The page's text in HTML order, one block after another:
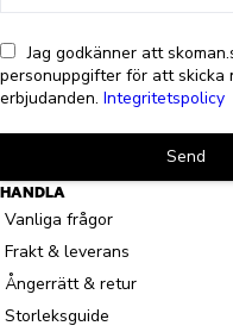
Jag godkänner att
personuppgifter för att skicka
erbjudanden. Integritetspolicy
Send
HANDLA
Vanliga frågor
Frakt & leverans
Ångerrätt & retur
Storleksguide